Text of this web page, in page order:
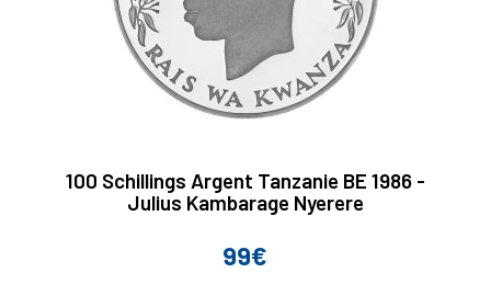
100 Schillings Argent Tanzanie BE 1986 -
Julius Kambarage Nyerere
Prix
99€